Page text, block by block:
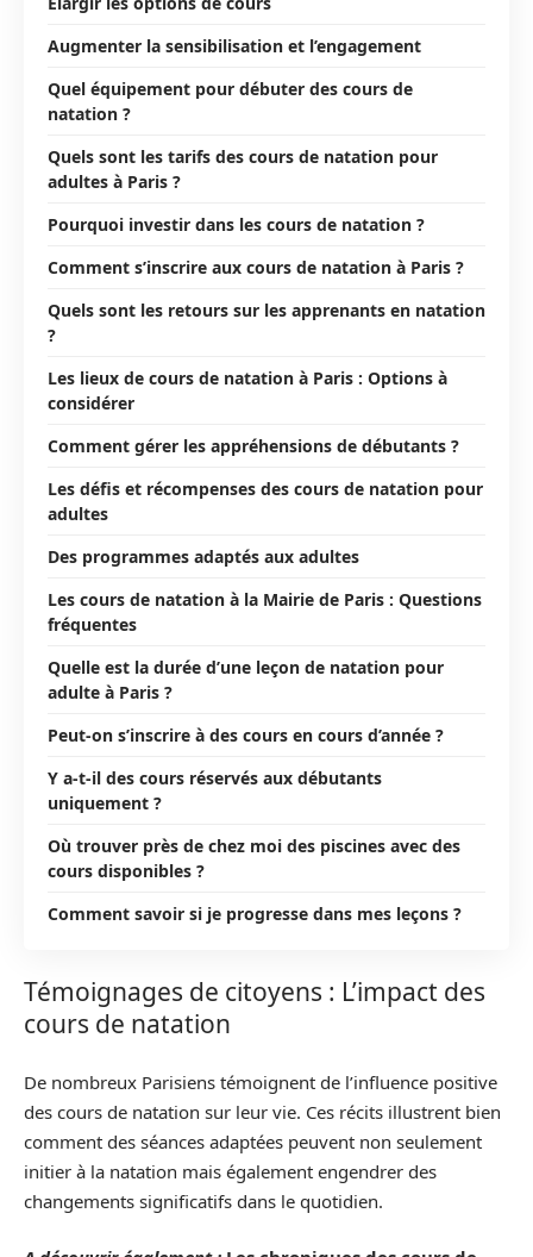
Augmenter la sensibilisation et l’engagement
Quel équipement pour débuter des cours de
natation ?
Quels sont les tarifs des cours de natation pour
adultes à Paris ?
Pourquoi investir dans les cours de natation ?
Comment s’inscrire aux cours de natation à Paris ?
Quels sont les retours sur les apprenants en natation
?
Les lieux de cours de natation à Paris : Options à
considérer
Comment gérer les appréhensions de débutants ?
Les défis et récompenses des cours de natation pour
adultes
Des programmes adaptés aux adultes
Les cours de natation à la Mairie de Paris : Questions
fréquentes
Quelle est la durée d’une leçon de natation pour
adulte à Paris ?
Peut-on s’inscrire à des cours en cours d’année ?
Y a-t-il des cours réservés aux débutants
uniquement ?
Où trouver près de chez moi des piscines avec des
cours disponibles ?
Comment savoir si je progresse dans mes leçons ?
Témoignages de citoyens : L’impact des
cours de natation
De nombreux Parisiens témoignent de l’influence positive
des cours de natation sur leur vie. Ces récits illustrent bien
comment des séances adaptées peuvent non seulement
initier à la natation mais également engendrer des
changements significatifs dans le quotidien.